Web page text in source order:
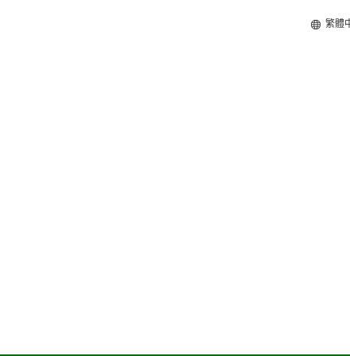
繁體